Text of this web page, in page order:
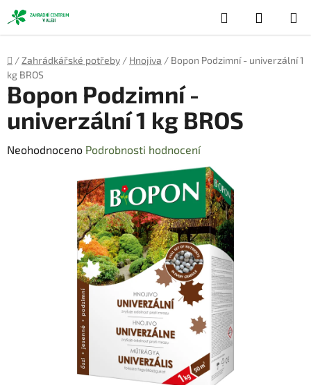
Přejít
na
obsah
Hledat
KOŠÍK
Domů
/ Zahrádkářské potřeby / Hnojiva / Bopon Podzimní - univerzální 1
kg BROS
Bopon Podzimní -
univerzální 1 kg BROS
Průměrné
Neohodnoceno Podrobnosti hodnocení